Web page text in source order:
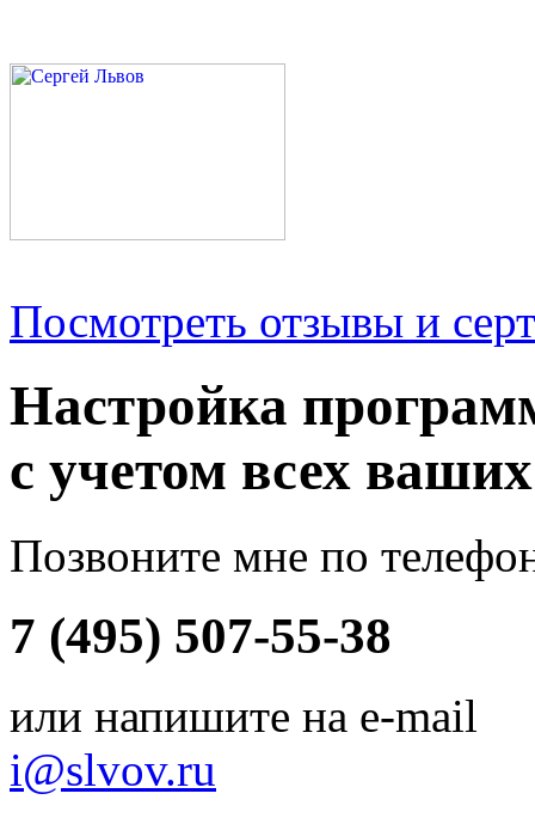
Посмотреть отзывы и
Настройка
с учетом всех
Позвоните мне по
7 (495) 507-55-38
или напишите на e-mail
i@slvov.ru